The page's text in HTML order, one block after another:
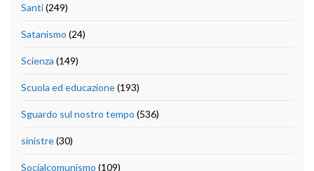
Santi(249)
Satanismo (24)
Scienza (149)
Scuola ed educazione(193)
Sguardo sul nostro tempo (536)
sinistre(30)
Socialcomunismo (109)